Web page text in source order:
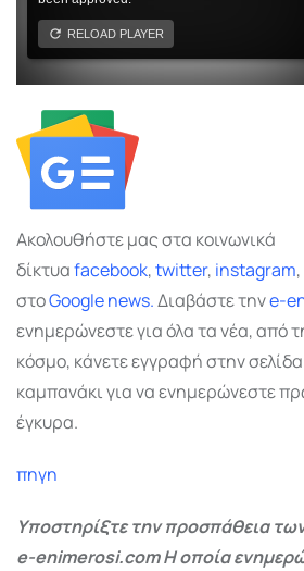
Ακολουθήστε μας στα κοινωνικά
δίκτυαfacebook,twitter, instagram,
στοGooglenews.Διαβάστε τηνe-
ενημερώνεστε για όλα τα νέα, από
κόσμο, κάνετε εγγραφή στην
καμπανάκι για να ενημερώνεστε
έγκυρα.
πηγη
Υποστηρίξτε την προσπάθεια
e-enimerosi.com Η οποία